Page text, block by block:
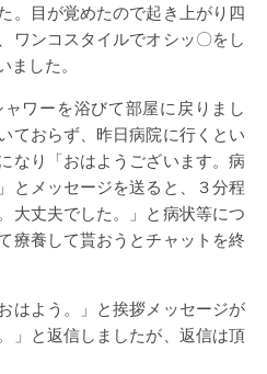
。目が覚めたので起き上がり四
ワンコスタイルでオシッ〇をし
した。
ワーを浴びて部屋に戻りまし
ておらず、昨日病院に行くとい
なり「おはようございます。病
とメッセージを送ると、３分程
大丈夫でした。」と病状等につ
療養して貰おうとチャットを終
はよう。」と挨拶メッセージが
」と返信しましたが、返信は頂